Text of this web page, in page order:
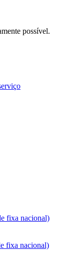
possível.
fixa nacional)
fixa nacional)